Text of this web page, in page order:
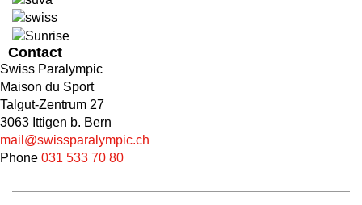
Contact
Swiss Paralympic
Maison du Sport
Talgut-Zentrum 27
3063 Ittigen b. Bern
mail@swissparalympic.ch
Phone 031 533 70 80